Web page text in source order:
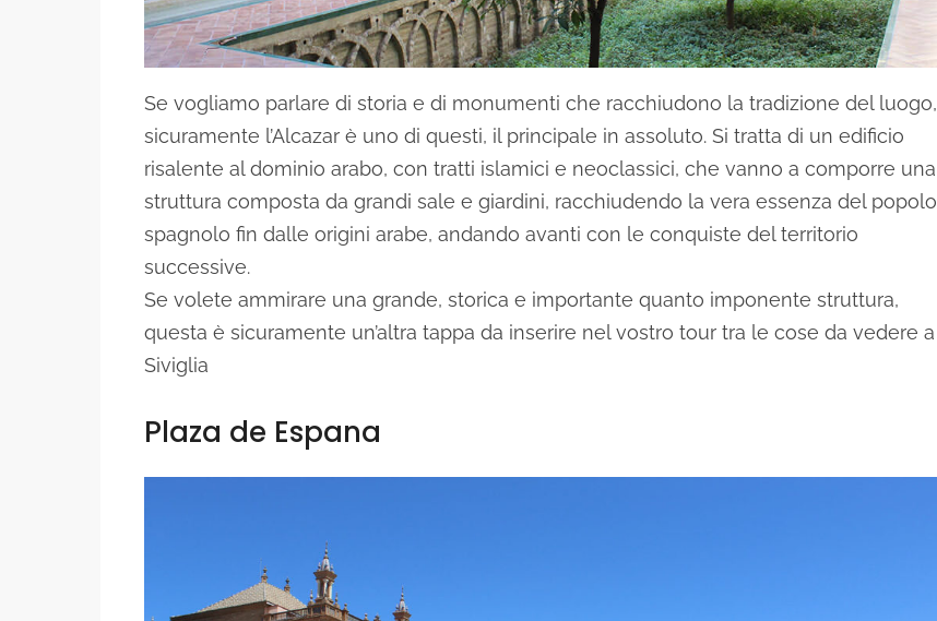
Se vogliamo parlare di storia e di monumenti che racchiudono la tradizione del luogo,
sicuramente l’Alcazar è uno di questi, il principale in assoluto. Si tratta di un edificio
risalente al dominio arabo, con tratti islamici e neoclassici, che vanno a comporre una
struttura composta da grandi sale e giardini, racchiudendo la vera essenza del popolo
spagnolo fin dalle origini arabe, andando avanti con le conquiste del territorio
successive.
Se volete ammirare una grande, storica e importante quanto imponente struttura,
questa è sicuramente un’altra tappa da inserire nel vostro tour tra le cose da vedere a
Siviglia
Plaza de Espana